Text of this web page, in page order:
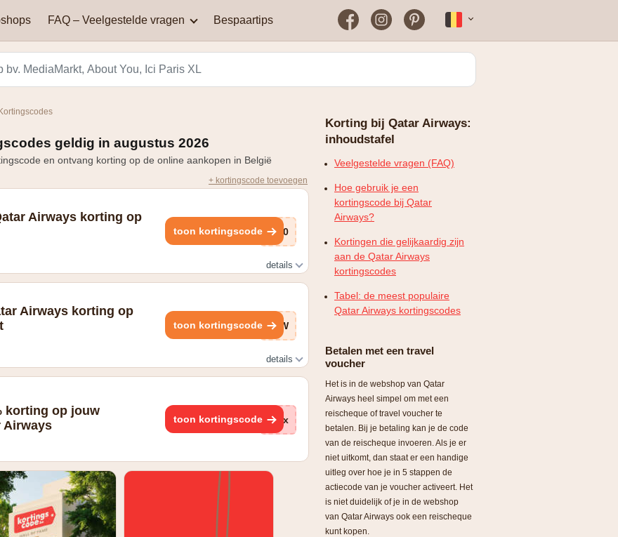
Aqualibi
Plopsaland Theater Hotel
Vanden Borre WONDR
FAQ – Veelgestelde vragen
kan je kortingscodes
Waarom werkt mijn
kortingscode niet?
kortingscode?
bereken je korting?
kortingen en aanbiedingen
FAQ – Veelgestelde vragen
Bespaartips
FacebookInstagramPinterest
geldig in augustus 2026
en ontvang korting op de online aankopen in België
+ kortingscode toevoegen
Airways korting op
toon kortingscode 3u0
details
Airways korting op
toon kortingscode 0ZW
details
korting op jouw
Airways
toon kortingscode zRx
Korting bij Qatar Airways:
inhoudstafel
Veelgestelde vragen (FAQ)
Hoe gebruik je een
kortingscode bij Qatar
Airways?
Kortingen die gelijkaardig zijn
aan de Qatar Airways
kortingscodes
Tabel: de meest populaire
Qatar Airways kortingscodes
Betalen met een travel
voucher
Het is in de webshop van Qatar
Airways heel simpel om met een
reischeque of travel voucher te
betalen. Bij je betaling kan je de code
van de reischeque invoeren. Als je er
niet uitkomt, dan staat er een handige
uitleg over hoe je in 5 stappen de
actiecode van je voucher activeert. Het
is niet duidelijk of je in de webshop
van Qatar Airways ook een reischeque
kunt kopen.